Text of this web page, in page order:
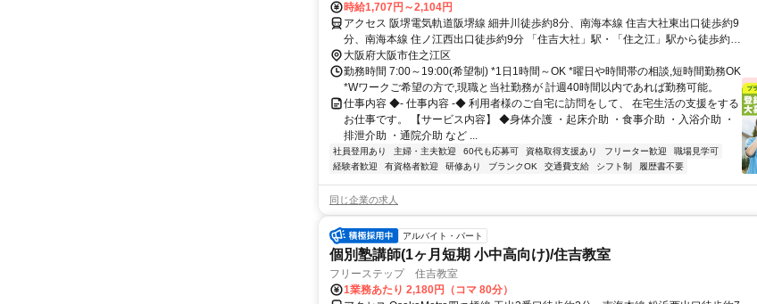
時給1,707円～2,104円
アクセス 阪堺電気軌道阪堺線 細井川徒歩約8分、南海本線 住吉大社東出口徒歩約9
分、南海本線 住ノ江西出口徒歩約9分 「住吉大社」駅・「住之江」駅から徒歩約9
分
大阪府大阪市住之江区
勤務時間 7:00～19:00(希望制) *1日1時間～OK *曜日や時間帯の相談,短時間勤務OK
*Wワークご希望の方で,現職と当社勤務が 計週40時間以内であれば勤務可能。
仕事内容 ◆- 仕事内容 -◆ 利用者様のご自宅に訪問をして、 在宅生活の支援をする
お仕事です。 【サービス内容】 ◆身体介護 ・起床介助 ・食事介助 ・入浴介助 ・
排泄介助 ・通院介助 など ...
社員登用あり 主婦・主夫歓迎 60代も応募可 資格取得支援あり フリーター歓迎
職場見学可
経験者歓迎
有資格者歓迎 研修あり ブランクOK 交通費支給 シフト制 履歴書不要
同じ企業の求人
アルバイト・パート
個別塾講師(1ヶ月短期 小中高向け)/住吉教室
フリーステップ 住吉教室
1業務あたり 2,180円（コマ 80分）